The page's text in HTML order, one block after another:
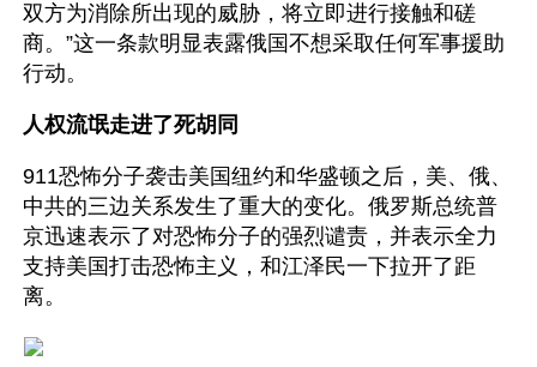
双方为消除所出现的威胁，将立即进行接触和磋
商。”这一条款明显表露俄国不想采取任何军事援助
行动。
人权流氓走进了死胡同
911恐怖分子袭击美国纽约和华盛顿之后，美、俄、
中共的三边关系发生了重大的变化。俄罗斯总统普
京迅速表示了对恐怖分子的强烈谴责，并表示全力
支持美国打击恐怖主义，和江泽民一下拉开了距
离。